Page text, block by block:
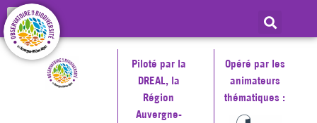
Piloté par la
DREAL, la
Région
Auvergne-
Opéré par les
animateurs
thématiques :